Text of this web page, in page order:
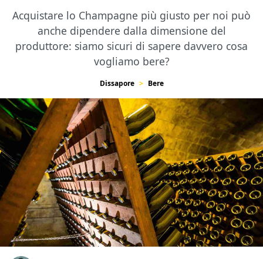
Acquistare lo Champagne più giusto per noi può
anche dipendere dalla dimensione del
produttore: siamo sicuri di sapere davvero cosa
vogliamo bere?
Dissapore Bere